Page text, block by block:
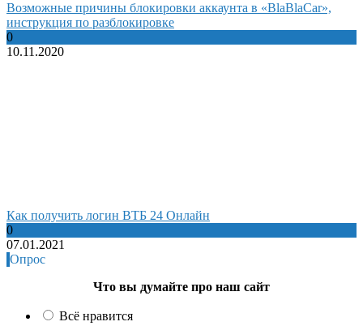
Возможные причины блокировки аккаунта в «BlaBlaCar»,
инструкция по разблокировке
0
10.11.2020
Как получить логин ВТБ 24 Онлайн
0
07.01.2021
Опрос
Что вы думайте про наш сайт
Всё нравится